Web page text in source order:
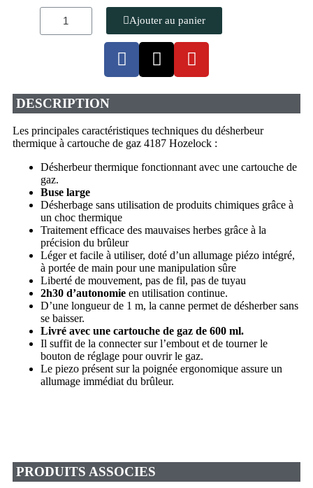
Ajouter au panier
DESCRIPTION
Les principales caractéristiques techniques du désherbeur
thermique à cartouche de gaz 4187 Hozelock :
Désherbeur thermique fonctionnant avec une cartouche de
gaz.
Buse large
Désherbage sans utilisation de produits chimiques grâce à
un choc thermique
Traitement efficace des mauvaises herbes grâce à la
précision du brûleur
Léger et facile à utiliser, doté d’un allumage piézo intégré,
à portée de main pour une manipulation sûre
Liberté de mouvement, pas de fil, pas de tuyau
2h30 d’autonomie en utilisation continue.
D’une longueur de 1 m, la canne permet de désherber sans
se baisser.
Livré avec une cartouche de gaz de 600 ml.
Il suffit de la connecter sur l’embout et de tourner le
bouton de réglage pour ouvrir le gaz.
Le piezo présent sur la poignée ergonomique assure un
allumage immédiat du brûleur.
PRODUITS ASSOCIES